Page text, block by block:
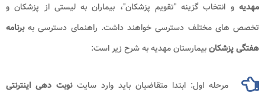
مهدیه و انتخاب گزینه "تقویم پزشکان"، بیماران به لیستی از پزشکان و
تخصص های مختلف دسترسی خواهند داشت. راهنمای دسترسی بهبرنامه
هفتگی پزشکانبیمارستان مهدیه به شرح زیر است:
مرحله اول: ابتدا متقاضیان باید وارد سایت نوبت دهی اینترنتی